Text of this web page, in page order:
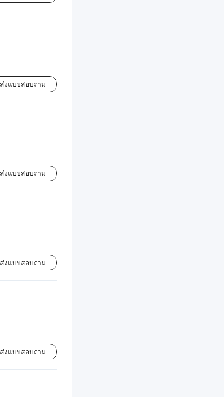
ส่งแบบสอบถาม
ส่งแบบสอบถาม
ส่งแบบสอบถาม
ส่งแบบสอบถาม